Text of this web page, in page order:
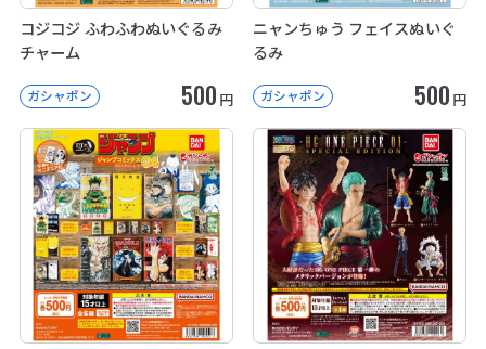
コジコジ ふわふわぬいぐるみ
チャーム
ガシャポン 500 円
ニャンちゅう フェイスぬいぐ
るみ
ガシャポン 500 円